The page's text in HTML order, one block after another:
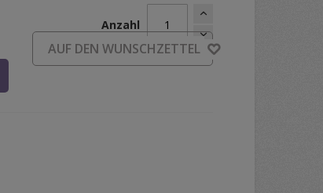
Anzahl
AUF DEN WUNSCHZETTEL